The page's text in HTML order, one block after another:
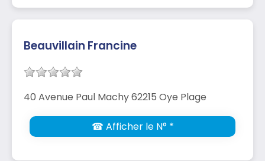
Beauvillain Francine
40 Avenue Paul Machy 62215 Oye Plage
☎ Afficher le N° *